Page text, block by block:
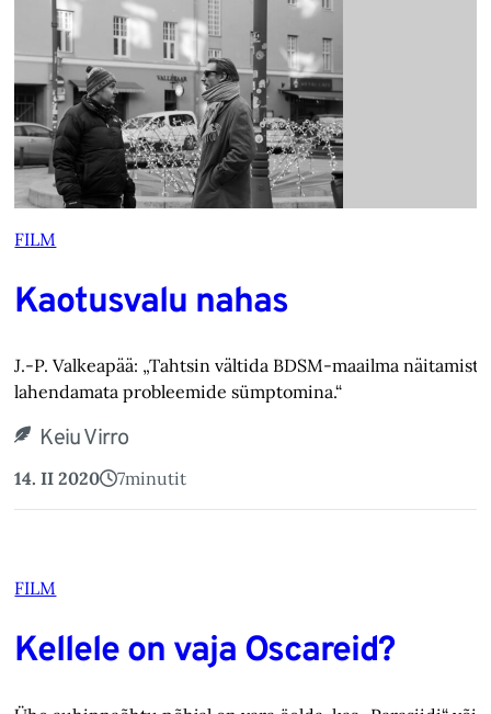
FILM
Kaotusvalu nahas
J.-P. Valkeapää: „Tahtsin vältida BDSM-maailma näitamist
lahendamata probleemide sümptomina.“
Keiu Virro
14. II 2020 7minutit
FILM
Kellele on vaja Oscareid?